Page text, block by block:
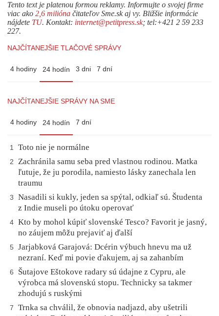
Tento text je platenou formou reklamy. Informujte o svojej firme
viac ako 2,6 milióna čitateľov Sme.sk aj vy. Bližšie informácie
nájdete TU. Kontakt: internet@petitpress.sk; tel:+421 2 59 233
227.
NAJČÍTANEJŠIE TLAČOVÉ SPRÁVY
4 hodiny 24 hodín 3 dni 7 dní
NAJČÍTANEJŠIE SPRÁVY NA SME
4 hodiny 24 hodín 7 dní
1 Toto nie je normálne
2
Zachránila samu seba pred vlastnou rodinou. Matka
ľutuje, že ju porodila, namiesto lásky zanechala len
traumu
3
Nasadili si kukly, jeden sa spýtal, odkiaľ sú. Študenta
z Indie museli po útoku operovať
4 Kto by mohol kúpiť slovenské Tesco? Favorit je jasný,
no záujem môžu prejaviť aj ďalší
5
Jarjabková Garajová: Dcérin výbuch hnevu ma už
nezraní. Keď mi povie ďakujem, aj sa zahanbím
6
Šutajove Eštokove radary sú údajne z Cypru, ale
výrobca má slovenskú stopu. Technicky sa takmer
zhodujú s ruskými
7
Trnka sa chválil, že obnovia nadjazd, aby ušetrili